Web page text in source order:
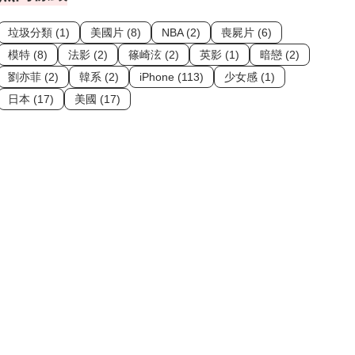
垃圾分類 (1) 美國片 (8) NBA (2)
喪屍片 (6)
模特 (8)
法影 (2) 篠崎泫 (2) 英影 (1)
暗戀 (2)
劉亦菲 (2)
韓系 (2) iPhone (113)
少女感 (1)
日本 (17)
美國 (17)